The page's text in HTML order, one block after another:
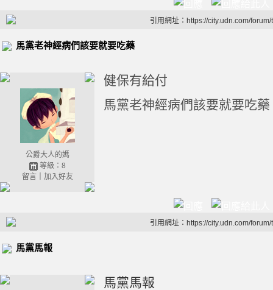
引用網址：https://city.udn.com/
馬黨老神經病們該要就要吃藥
公爵大人的媽
等級：8
留言｜ 加入好友
健保有給付
馬黨老神經病們該要就要吃藥
引用網址：https://city.udn.com/
馬黨馬報
馬黨馬報